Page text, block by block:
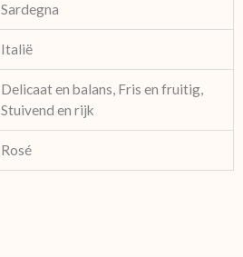
Sardegna
Italië
Delicaat en balans, Fris en fruitig,
Stuivend en rijk
Rosé